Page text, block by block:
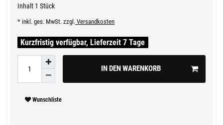
Inhalt 1 Stück
* inkl. ges. MwSt. zzgl. Versandkosten
Kurzfristig verfügbar, Lieferzeit 7 Tage
IN DEN WARENKORB
Wunschliste